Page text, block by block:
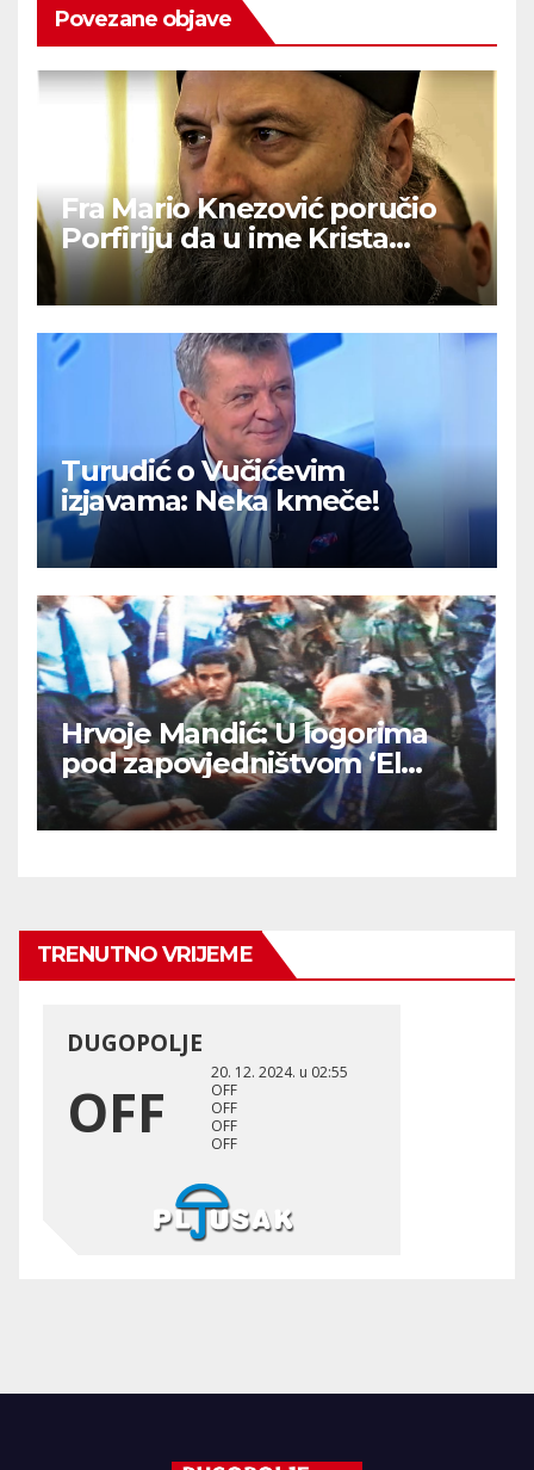
Povezane objave
Fra Mario Knezović poručio
Porfiriju da u ime Krista
izvuče svoj narod iz ‘ralja laži i
mitova’
Turudić o Vučićevim
izjavama: Neka kmeče!
Hrvoje Mandić: U logorima
pod zapovjedništvom ‘El
Mudžahid’ u BiH su Hrvatima
ritualno odsijecali glave
TRENUTNO VRIJEME